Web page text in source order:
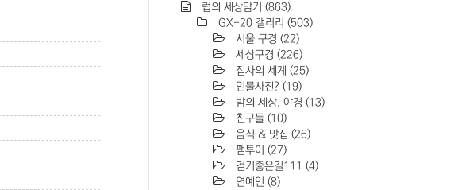
럽의 세상담기 (863)
GX-20 갤러리 (503)
서울 구경 (22)
세상구경 (226)
접사의 세계 (25)
인물사진? (19)
밤의 세상, 야경 (13)
친구들 (10)
음식 & 맛집 (26)
팸투어 (27)
걷기좋은길111 (4)
연예인 (8)